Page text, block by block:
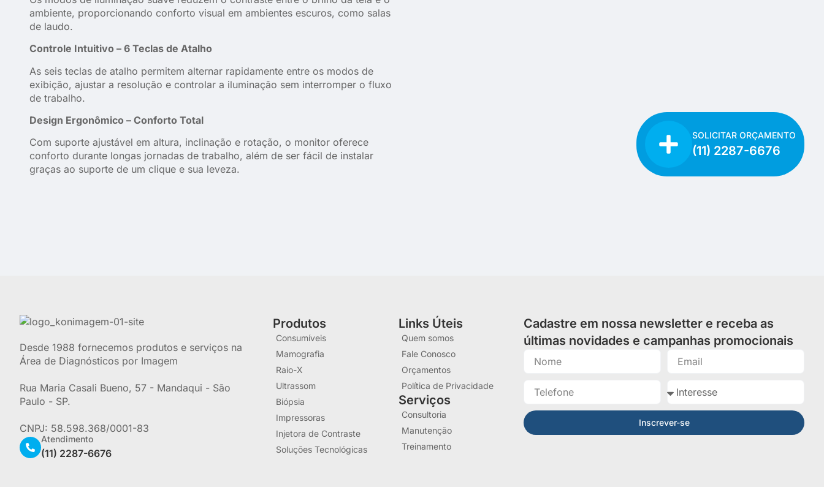
ambiente, proporcionando conforto visual em ambientes escuros, como salas
de laudo.
Controle Intuitivo – 6 Teclas de Atalho
As seis teclas de atalho permitem alternar rapidamente entre os modos de
exibição, ajustar a resolução e controlar a iluminação sem interromper o fluxo
de trabalho.
Design Ergonômico – Conforto Total
Com suporte ajustável em altura, inclinação e rotação, o monitor oferece
conforto durante longas jornadas de trabalho, além de ser fácil de instalar
graças ao suporte de um clique e sua leveza.
SOLICITAR ORÇAMENTO
(11) 2287-6676
Desde 1988 fornecemos produtos e serviços na
Área de Diagnósticos por Imagem
Rua Maria Casali Bueno, 57 - Mandaqui - São
Paulo - SP.
CNPJ: 58.598.368/0001-83
Atendimento
(11) 2287-6676
Produtos
Consumíveis
Mamografia
Raio-X
Ultrassom
Biópsia
Impressoras
Injetora de Contraste
Soluções Tecnológicas
Links Úteis
Quem somos
Fale Conosco
Orçamentos
Política de Privacidade
Serviços
Consultoria
Manutenção
Treinamento
Cadastre em nossa newsletter e receba as
últimas novidades e campanhas promocionais
Inscrever-se